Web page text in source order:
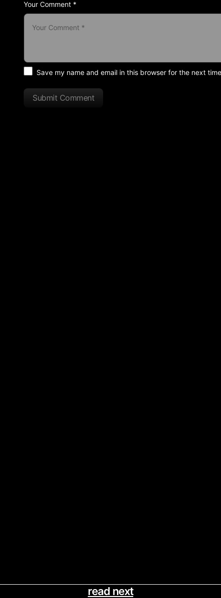
Your Comment *
Save my name and email in this browser for the next
Submit Comment
read next